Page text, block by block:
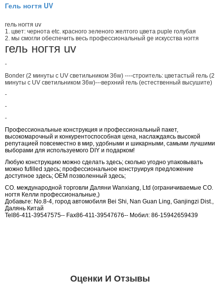
Гель ногтя UV
гель ногтя uv
1. цвет: чернота etc. красного зеленого желтого цвета puple голубая
2. мы смогли обеспечить весь профессиональный ge искусства ногтя
гель ногтя uv
-
Bonder (2 минуты с UV светильником 36w) ----строитель: цветастый гель (2
минуты с UV светильником 36w)---верхний гель (естественный высушите)
-
-
-
Профессиональные конструкция и профессиональный пакет,
высокомарочный и конкурентоспособная цена, наслаждаясь высокой
репутацией повсеместно в мир, удобными и шикарными, самыми лучшими
выборами для используемого DIY и подарком!
Любую конструкцию можно сделать здесь; сколько угодно упаковывать
можно fufilled здесь; профессиональное конструируя предложение
доступное здесь; OEM позволенный здесь;
CO. международной торговли Даляни Wanxiang, Ltd (ограничиваемые CO.
ногтя Келли профессиональные,)
Добавьте: No.8-4, город автомобиля Bei Shi, Nan Guan Ling, Ganjingzi Dist.,
Далянь Китай
Tel86-411-39547575-- Fax86-411-39547676-- Мобил: 86-15942659439
Оценки И Отзывы